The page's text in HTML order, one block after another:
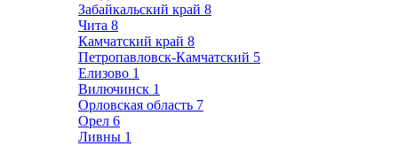
Забайкальский край 8
Чита 8
Камчатский край 8
Петропавловск-Камчатский 5
Елизово 1
Вилючинск 1
Орловская область 7
Орел 6
Ливны 1